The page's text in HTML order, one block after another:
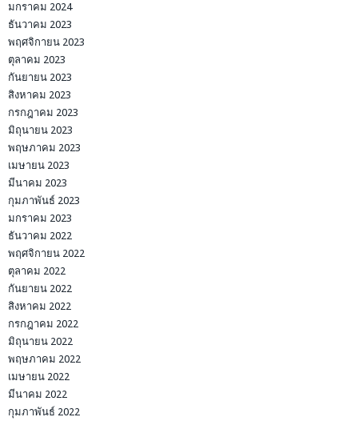
มกราคม 2024
ธันวาคม 2023
พฤศจิกายน 2023
ตุลาคม 2023
กันยายน 2023
สิงหาคม 2023
กรกฎาคม 2023
มิถุนายน 2023
พฤษภาคม 2023
เมษายน 2023
มีนาคม 2023
กุมภาพันธ์ 2023
มกราคม 2023
ธันวาคม 2022
พฤศจิกายน 2022
ตุลาคม 2022
กันยายน 2022
สิงหาคม 2022
กรกฎาคม 2022
มิถุนายน 2022
พฤษภาคม 2022
เมษายน 2022
มีนาคม 2022
กุมภาพันธ์ 2022